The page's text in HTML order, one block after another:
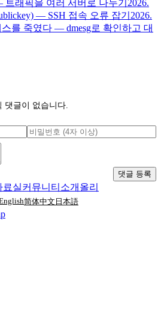
래픽을 여러 서버로 나누기 2026.
— SSH 접속 오류 잡기 2026.
를 죽였다 — dmesg로 확인하고 대
댓글이 없습니다.
댓글 등록
료실커뮤니티 소개 올리
简体中文 日本語